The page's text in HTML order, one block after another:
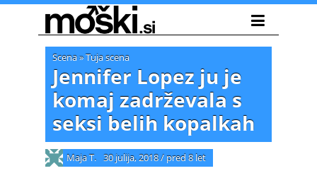
Scena»Tuja scena
Jennifer Lopez ju je
komaj zadrževala s
seksi belih kopalkah
Maja T. 30 julija, 2018/ pred 8 let